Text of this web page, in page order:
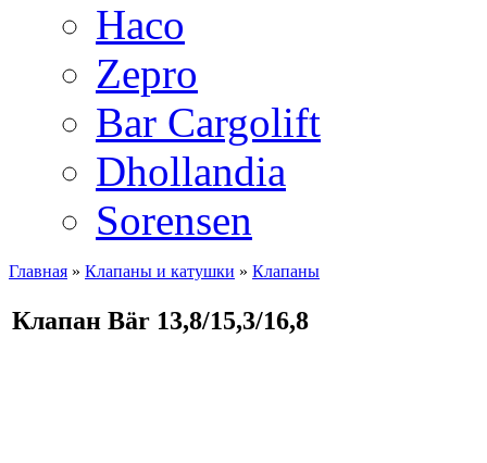
Haco
Zepro
Bar Cargolift
Dhollandia
Sorensen
Главная » Клапаны и катушки » Клапаны
Клапан Bär 13,8/15,3/16,8